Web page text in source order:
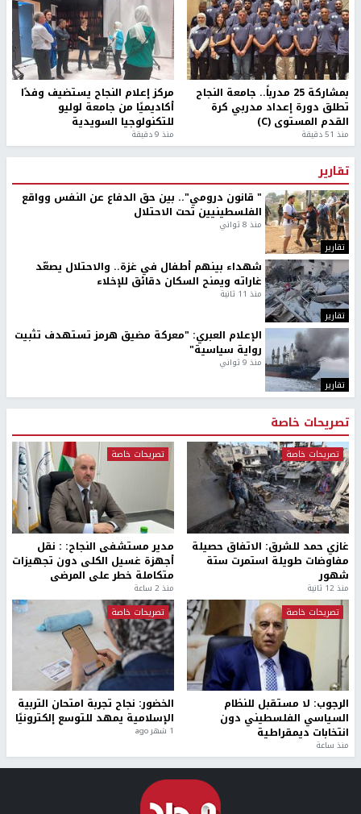
بمشاركة 25 مدرباً.. جامعة النجاح
تطلق دورة إعداد مدربي كرة
القدم المستوى (C)
منذ 51 دقيقة
مركز إعلام النجاح يستضيف وفدًا
أكاديميًا من جامعة لوليو
للتكنولوجيا السويدية
منذ 9 دقيقة
تقارير
تقارير
" قانون درومي".. بين حق الدفاع عن النفس وواقع
الفلسطينيين تحت الاحتلال
منذ 8 ثواني
تقارير
شهداء بينهم أطفال في غزة.. والاحتلال يصعّد
غاراته ويمنح السكان دقائق للإخلاء
منذ 11 ثانية
تقارير
الإعلام العبري: "معركة مضيق هرمز تستهدف تثبيت
رواية سياسية"
منذ 9 ثواني
تصريحات خاصة
تصريحات خاصة
غازي حمد للشرق: الاتفاق حصيلة
مفاوضات طويلة استمرت ستة
شهور
منذ 12 ثانية
تصريحات خاصة
مدير مستشفى النجاح: : نقل
أجهزة غسيل الكلى دون تجهيزات
متكاملة خطر على المرضى
منذ 2 ساعة
تصريحات خاصة
الرجوب: لا مستقبل للنظام
السياسي الفلسطيني دون
انتخابات ديمقراطية
منذ ساعة
تصريحات خاصة
الخضور: نجاح تجربة امتحان التربية
الإسلامية يمهد للتوسع إلكترونيًا
1 شهر ago